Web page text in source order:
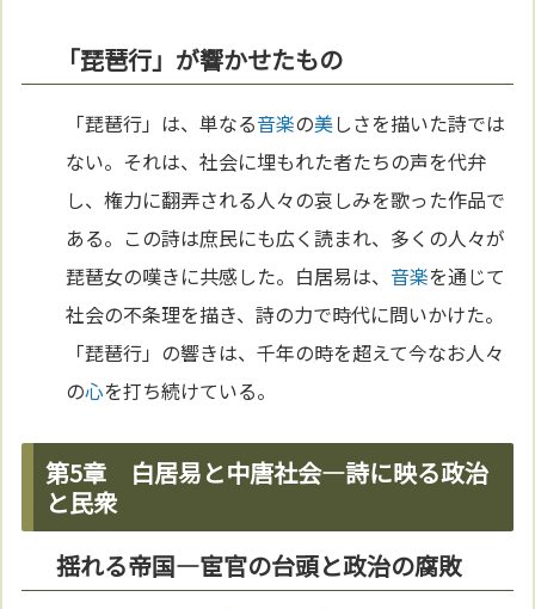
「琵琶行」が響かせたもの
「琵琶行」は、単なる音楽の美しさを描いた詩では
ない。それは、社会に埋もれた者たちの声を代弁
し、権力に翻弄される人々の哀しみを歌った作品で
ある。この詩は庶民にも広く読まれ、多くの人々が
琵琶女の嘆きに共感した。白居易は、音楽を通じて
社会の不条理を描き、詩の力で時代に問いかけた。
「琵琶行」の響きは、千年の時を超えて今なお人々
の心を打ち続けている。
第5章 白居易と中唐社会—詩に映る政治
と民衆
揺れる帝国—宦官の台頭と政治の腐敗